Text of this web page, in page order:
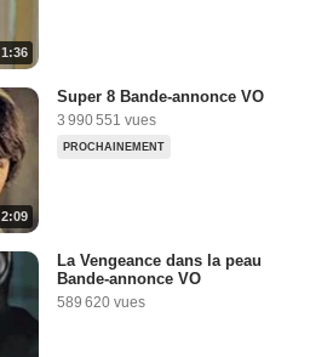
1:36
2:09
Super 8 Bande-annonce VO
3 990 551 vues
PROCHAINEMENT
La Vengeance dans la peau
Bande-annonce VO
589 620 vues